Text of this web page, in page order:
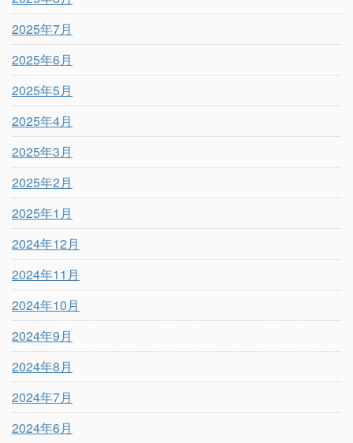
2025年7月
2025年6月
2025年5月
2025年4月
2025年3月
2025年2月
2025年1月
2024年12月
2024年11月
2024年10月
2024年9月
2024年8月
2024年7月
2024年6月